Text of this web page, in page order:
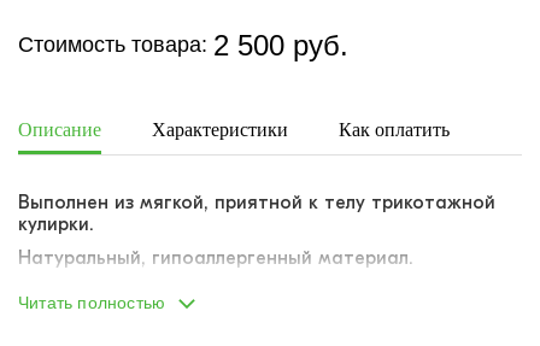
Стоимость товара: 2 500 руб.
Описание Характеристики Как оплатить
Выполнен из мягкой, приятной к телу трикотажной
кулирки.
Натуральный, гипоаллергенный материал.
Читать полностью